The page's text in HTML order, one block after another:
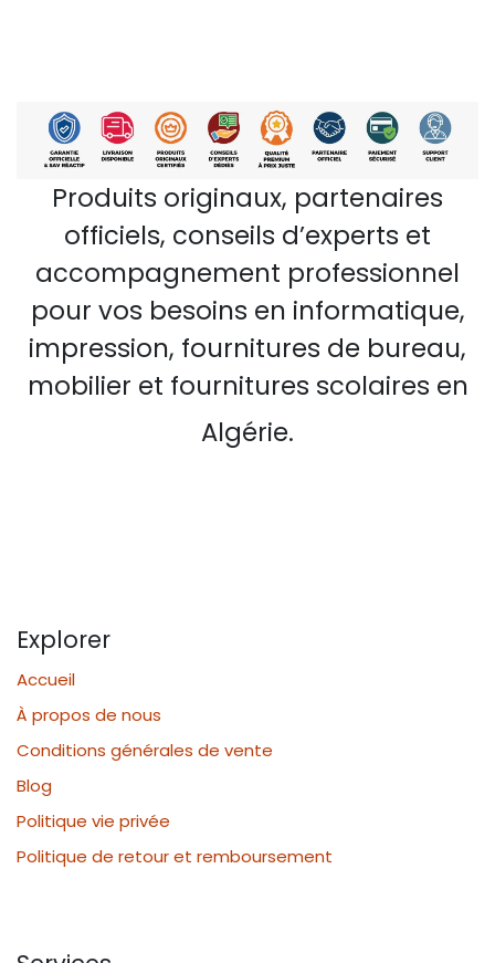
Produits originaux, partenaires
officiels, conseils d’experts et
accompagnement professionnel
pour vos besoins en informatique,
impression, fournitures de bureau,
mobilier et fournitures scolaires en
Algérie.
Explorer
Accueil
À propos de nous
Conditions générales de vente
Blog
Politique vie privée
Politique de retour et remboursement